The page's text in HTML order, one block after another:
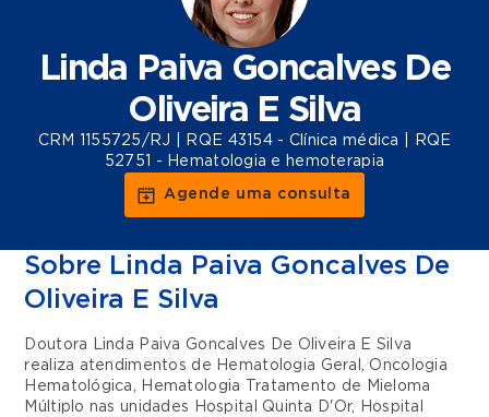
Linda Paiva Goncalves De
Oliveira E Silva
CRM 1155725/RJ | RQE 43154 - Clínica médica | RQE
52751 - Hematologia e hemoterapia
Agende uma consulta
Sobre Linda Paiva Goncalves De
Oliveira E Silva
Doutora Linda Paiva Goncalves De Oliveira E Silva
realiza atendimentos de Hematologia Geral , Oncologia
Hematológica, Hematologia Tratamento de Mieloma
Múltiplo nas unidades Hospital Quinta D'Or,
Hospital